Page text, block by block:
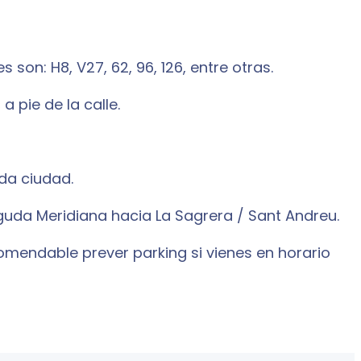
H8, V27, 62, 96, 126, entre otras.
pie de la calle.
ciudad.
Meridiana hacia La Sagrera / Sant Andreu.
prever parking si vienes en horario